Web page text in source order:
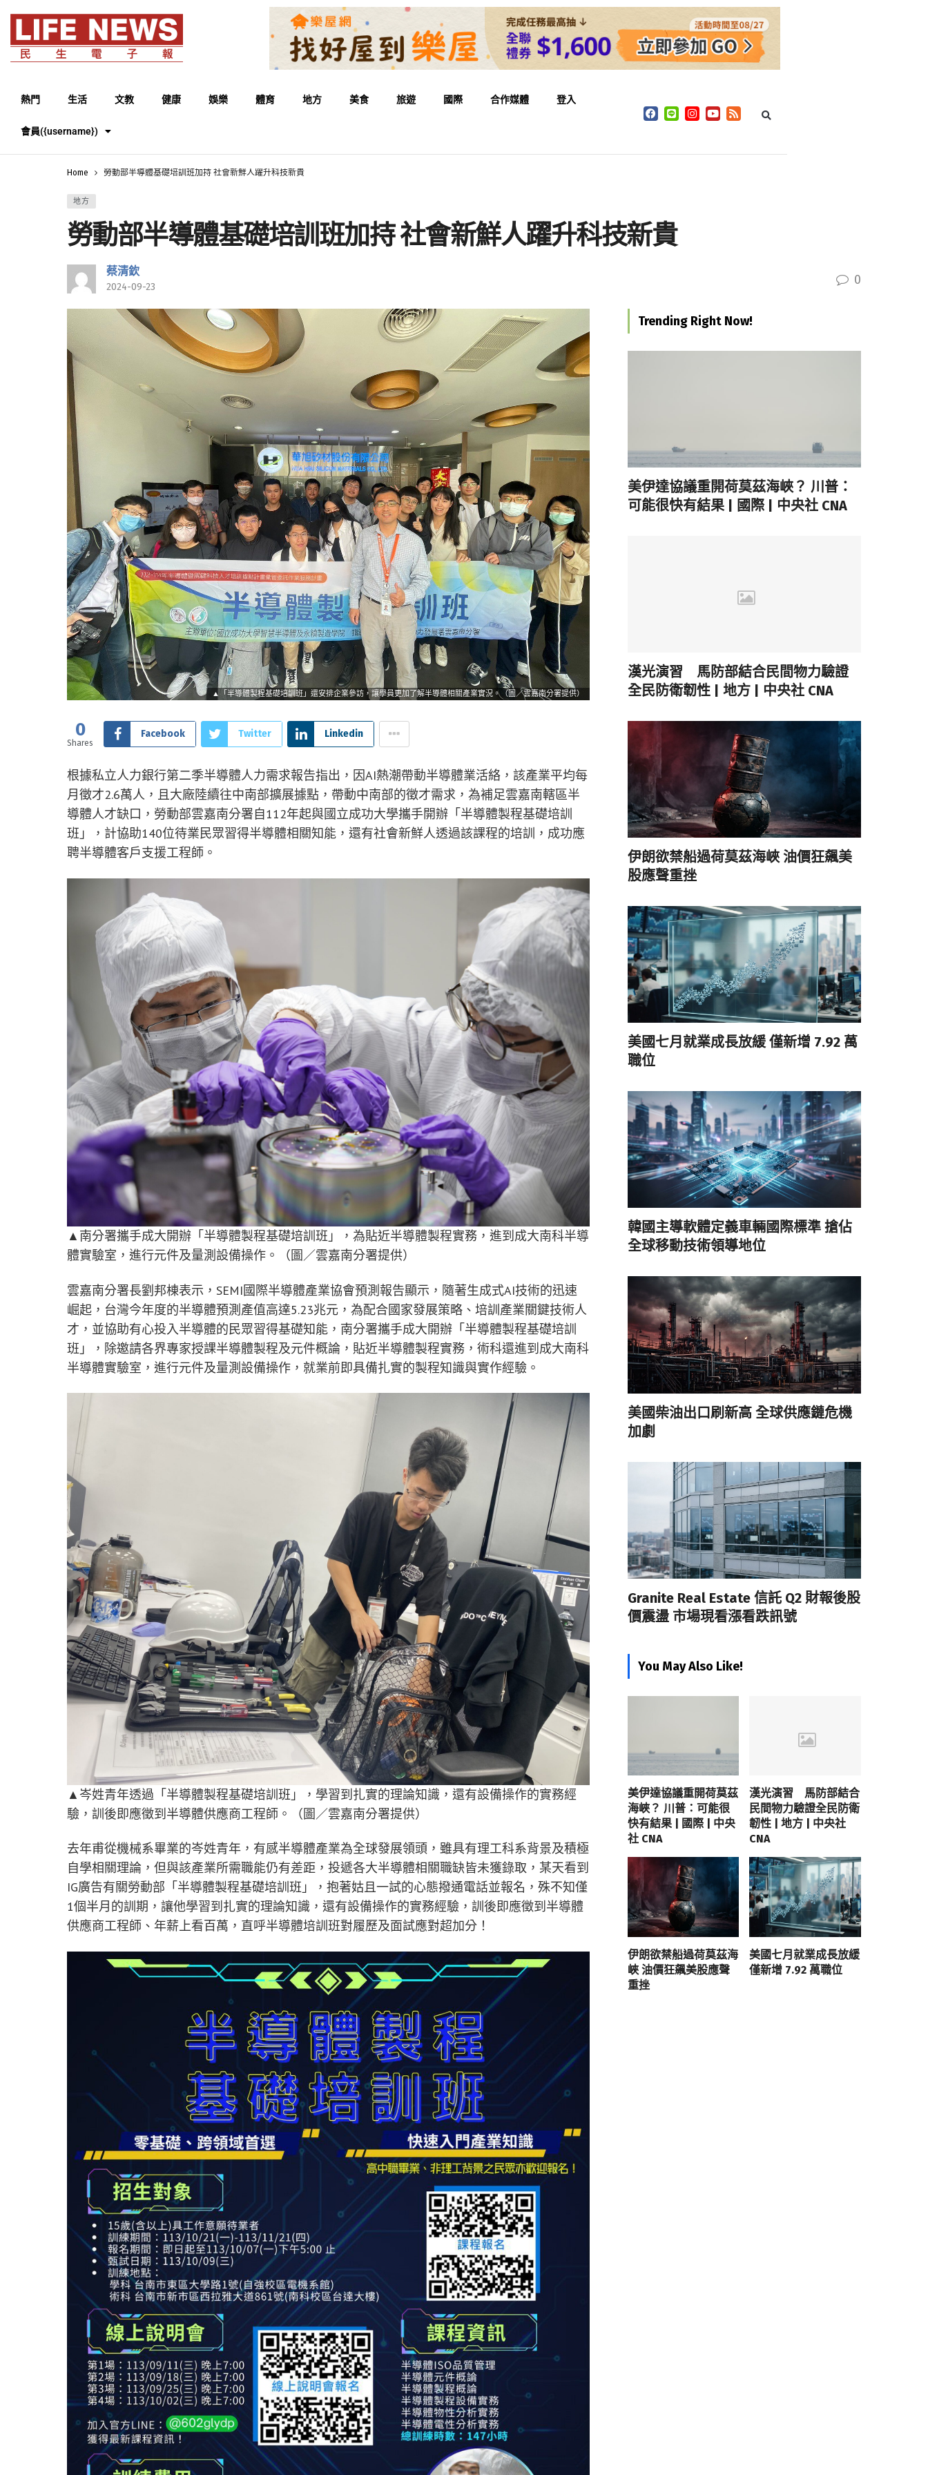
熱門 生活 文教 健康 娛樂 體育 地方 美食 旅遊 國際 合作媒體 登入
會員({username})
Home 勞動部半導體基礎培訓班加持 社會新鮮人躍升科技新貴
地方
勞動部半導體基礎培訓班加持 社會新鮮人躍升科技新貴
蔡清欽
2024-09-23 0
▲「半導體製程基礎培訓班」還安排企業參訪，讓學員更加了解半導體相關產業實況。（圖／雲嘉南分署提供）
0
Shares
Facebook Twitter Linkedin
根據私立人力銀行第二季半導體人力需求報告指出，因AI熱潮帶動半導體業活絡，該產業平均每
月徵才2.6萬人，且大廠陸續往中南部擴展據點，帶動中南部的徵才需求，為補足雲嘉南轄區半
導體人才缺口，勞動部雲嘉南分署自112年起與國立成功大學攜手開辦「半導體製程基礎培訓
班」，計協助140位待業民眾習得半導體相關知能，還有社會新鮮人透過該課程的培訓，成功應
聘半導體客戶支援工程師。
▲南分署攜手成大開辦「半導體製程基礎培訓班」，為貼近半導體製程實務，進到成大南科半導
體實驗室，進行元件及量測設備操作。（圖／雲嘉南分署提供）
雲嘉南分署長劉邦棟表示，SEMI國際半導體產業協會預測報告顯示，隨著生成式AI技術的迅速
崛起，台灣今年度的半導體預測產值高達5.23兆元，為配合國家發展策略、培訓產業關鍵技術人
才，並協助有心投入半導體的民眾習得基礎知能，南分署攜手成大開辦「半導體製程基礎培訓
班」，除邀請各界專家授課半導體製程及元件概論，貼近半導體製程實務，術科還進到成大南科
半導體實驗室，進行元件及量測設備操作，就業前即具備扎實的製程知識與實作經驗。
▲岑姓青年透過「半導體製程基礎培訓班」，學習到扎實的理論知識，還有設備操作的實務經
驗，訓後即應徵到半導體供應商工程師。（圖／雲嘉南分署提供）
去年甫從機械系畢業的岑姓青年，有感半導體產業為全球發展領頭，雖具有理工科系背景及積極
自學相關理論，但與該產業所需職能仍有差距，投遞各大半導體相關職缺皆未獲錄取，某天看到
IG廣告有關勞動部「半導體製程基礎培訓班」，抱著姑且一試的心態撥通電話並報名，殊不知僅
1個半月的訓期，讓他學習到扎實的理論知識，還有設備操作的實務經驗，訓後即應徵到半導體
供應商工程師、年薪上看百萬，直呼半導體培訓班對履歷及面試應對超加分！
Trending Right Now!
美伊達協議重開荷莫茲海峽？ 川普：
可能很快有結果 | 國際 | 中央社 CNA
漢光演習 馬防部結合民間物力驗證
全民防衛韌性 | 地方 | 中央社 CNA
伊朗欲禁船過荷莫茲海峽 油價狂飆美
股應聲重挫
美國七月就業成長放緩 僅新增 7.92 萬
職位
韓國主導軟體定義車輛國際標準 搶佔
全球移動技術領導地位
美國柴油出口刷新高 全球供應鏈危機
加劇
Granite Real Estate 信託 Q2 財報後股
價震盪 市場現看漲看跌訊號
You May Also Like!
美伊達協議重開荷莫茲
海峽？ 川普：可能很
快有結果 | 國際 | 中央
社 CNA
漢光演習 馬防部結合
民間物力驗證全民防衛
韌性 | 地方 | 中央社
CNA
伊朗欲禁船過荷莫茲海
峽 油價狂飆美股應聲
重挫
美國七月就業成長放緩
僅新增 7.92 萬職位